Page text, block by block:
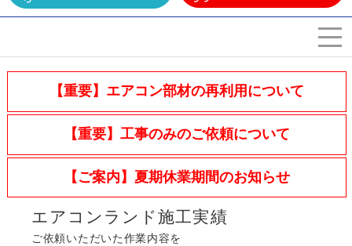
エアコンを選ぶ
Airconditioner search
店舗案内
Company
施工実績
Work
よくある質問
Question
【重要】エアコン部材の再利用について
【重要】工事のみのご依頼について
【ご案内】夏期休業期間のお知らせ
エアコンランド施工実績
ご依頼いただいた作業内容を